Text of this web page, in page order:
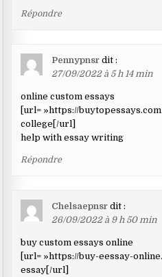
Répondre
Pennypnsr dit :
27/09/2022 à 5 h 14 min
online custom essays
[url= »https://
college[/url]
help with essay writing
Répondre
Chelsaepnsr dit :
26/09/2022 à 9 h 50 min
buy custom essays online
[url= »https://buy-eessay-
essay[/url]